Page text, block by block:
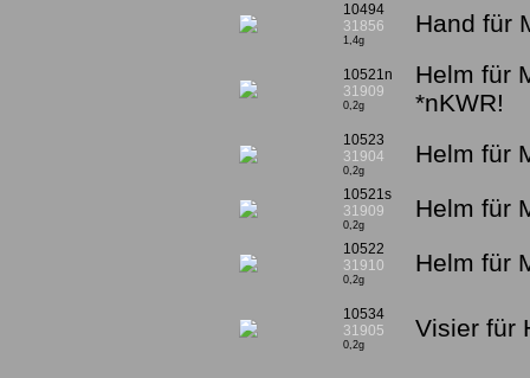
10494
31856
1,4g
Hand für
10521n
31909
0,2g
Helm für
*nKWR!
10523
31904
0,2g
Helm für
10521s
31909
0,2g
Helm für
10522
31910
0,2g
Helm für
10534
31905
0,2g
Visier für